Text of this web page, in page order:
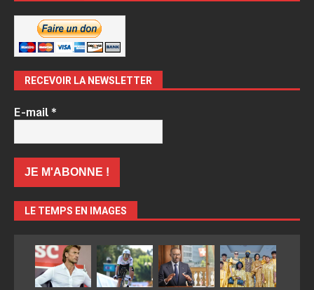
RECEVOIR LA NEWSLETTER
E-mail*
LE TEMPS EN IMAGES